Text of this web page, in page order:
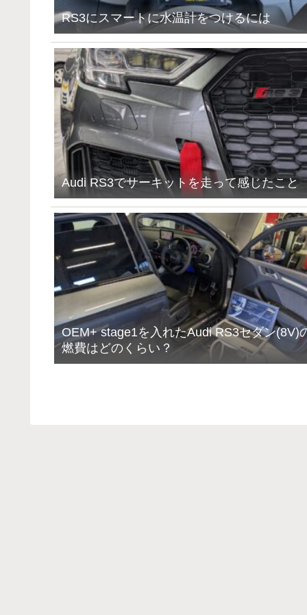
RS3にスマートに水温計をつけるには
Audi RS3でサーキットを走って感じたこと
OEM+ stage1を入れたAudi RS3セダン(8V)
燃費はどのくらい？